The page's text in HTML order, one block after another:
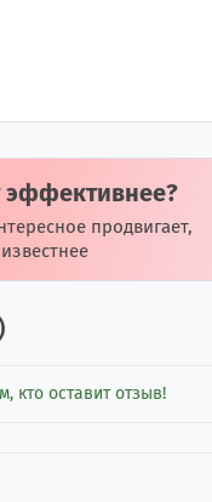
продвигает,
кто оставит отзыв!